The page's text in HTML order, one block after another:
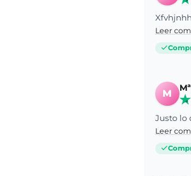
Leer
M
Justo lo
Leer